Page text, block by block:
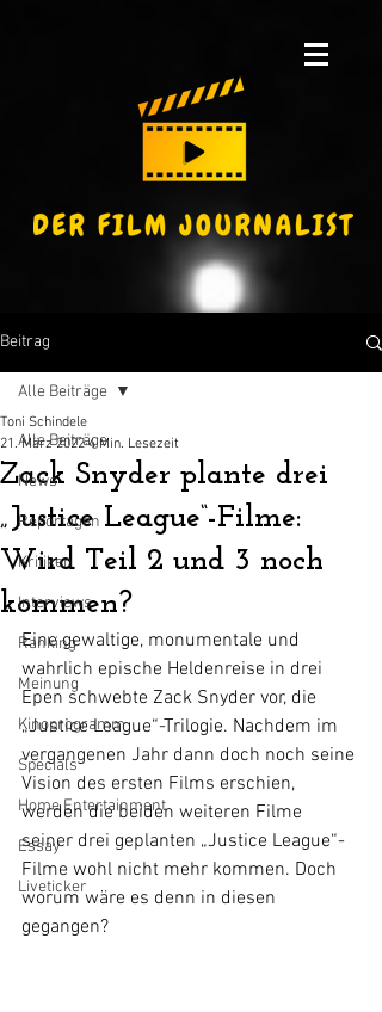
Beitrag
Alle Beiträge
News
Reportagen
Kritiken
Interviews
Ranking
Meinung
Kinoprogramm
Specials
Home Entertainment
Essay
Liveticker
Alle Beiträge
Zack Snyder plante drei
„Justice League“-Filme:
Wird Teil 2 und 3 noch
kommen?
Toni Schindele
21. März 2022 4 Min. Lesezeit
Eine gewaltige, monumentale und
wahrlich epische Heldenreise in drei
Epen schwebte Zack Snyder vor, die
„Justice League“-Trilogie. Nachdem im
vergangenen Jahr dann doch noch seine
Vision des ersten Films erschien,
werden die beiden weiteren Filme
seiner drei geplanten „Justice League“-
Filme wohl nicht mehr kommen. Doch
worum wäre es denn in diesen
gegangen?